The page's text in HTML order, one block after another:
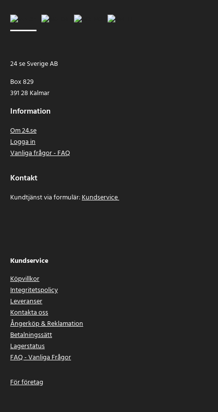
24 se Sverige AB
Box 829
391 28 Kalmar
Information
Om 24.se
Logga in
Vanliga frågor - FAQ
Kontakt
Kundtjänst via formulär:Kundservice
Kundservice
Köpvillkor
Integritetspolicy
Leveranser
Kontakta oss
Ångerköp & Reklamation
Betalningssätt
Lagerstatus
FAQ - Vanliga Frågor
För företag